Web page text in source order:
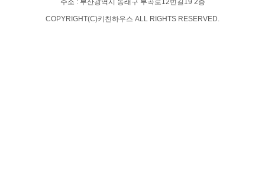
주소 : 부산광역시 동래구 부곡로12번길19 2층
COPYRIGHT(C)키친하우스 ALL RIGHTS RESERVED.